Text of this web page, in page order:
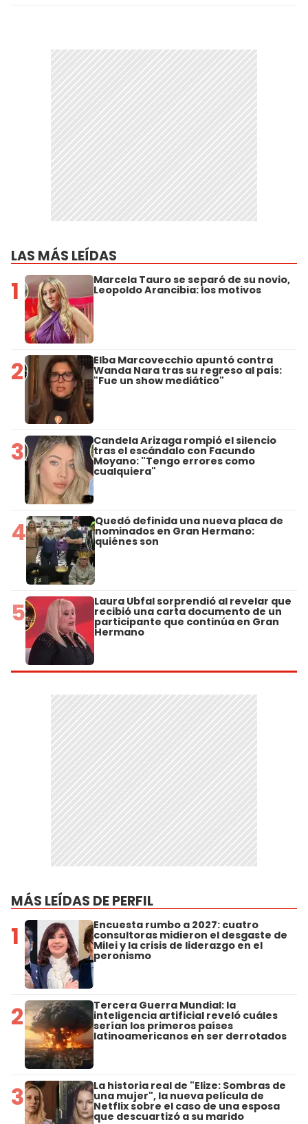
LAS MÁS LEÍDAS
1 Marcela Tauro se separó de su novio,
Leopoldo Arancibia: los motivos
2 Elba Marcovecchio apuntó contra
Wanda Nara tras su regreso al país:
"Fue un show mediático"
3 Candela Arizaga rompió el silencio
tras el escándalo con Facundo
Moyano: "Tengo errores como
cualquiera"
4 Quedó definida una nueva placa de
nominados en Gran Hermano:
quiénes son
5 Laura Ubfal sorprendió al revelar que
recibió una carta documento de un
participante que continúa en Gran
Hermano
MÁS LEÍDAS DE PERFIL
1 Encuesta rumbo a 2027: cuatro
consultoras midieron el desgaste de
Milei y la crisis de liderazgo en el
peronismo
2 Tercera Guerra Mundial: la
inteligencia artificial reveló cuáles
serían los primeros países
latinoamericanos en ser derrotados
3 La historia real de "Elize: Sombras de
una mujer", la nueva película de
Netflix sobre el caso de una esposa
que descuartizó a su marido